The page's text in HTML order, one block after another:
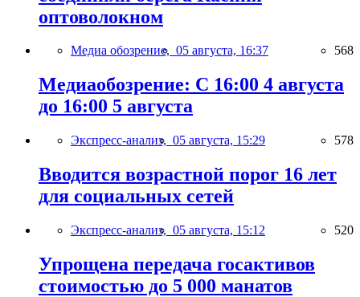
оптоволокном
Медиа обозрение, 05 августа, 16:37 568
Медиаобозрение: С 16:00 4 августа
до 16:00 5 августа
Экспресс-анализ, 05 августа, 15:29 578
Вводится возрастной порог 16 лет
для социальных сетей
Экспресс-анализ, 05 августа, 15:12 520
Упрощена передача госактивов
стоимостью до 5 000 манатов